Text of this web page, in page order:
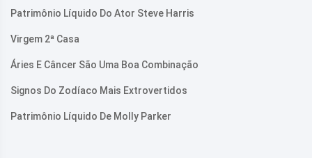
Patrimônio Líquido Do Ator Steve Harris
Virgem 2ª Casa
Áries E Câncer São Uma Boa Combinação
Signos Do Zodíaco Mais Extrovertidos
Patrimônio Líquido De Molly Parker